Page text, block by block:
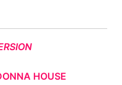
HOUSE